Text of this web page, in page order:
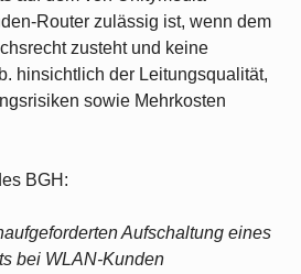
Router zulässig ist, wenn dem
zusteht und keine
hinsichtlich der Leitungsqualität,
sowie Mehrkosten
BGH:
Aufschaltung eines
bei WLAN-Kunden